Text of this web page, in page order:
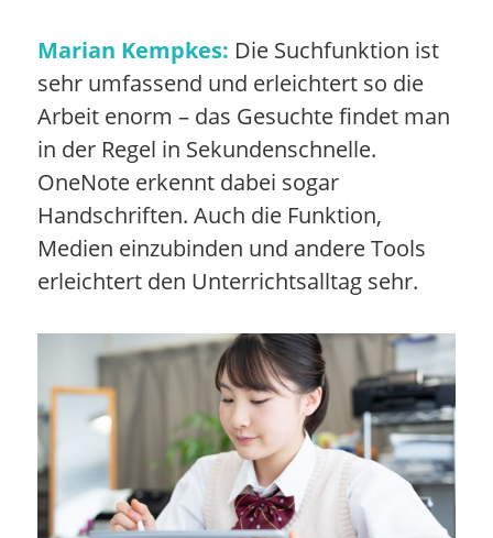
Marian Kempkes: Die Suchfunktion ist
sehr umfassend und erleichtert so die
Arbeit enorm – das Gesuchte findet man
in der Regel in Sekundenschnelle.
OneNote erkennt dabei sogar
Handschriften. Auch die Funktion,
Medien einzubinden und andere Tools
erleichtert den Unterrichtsalltag sehr.